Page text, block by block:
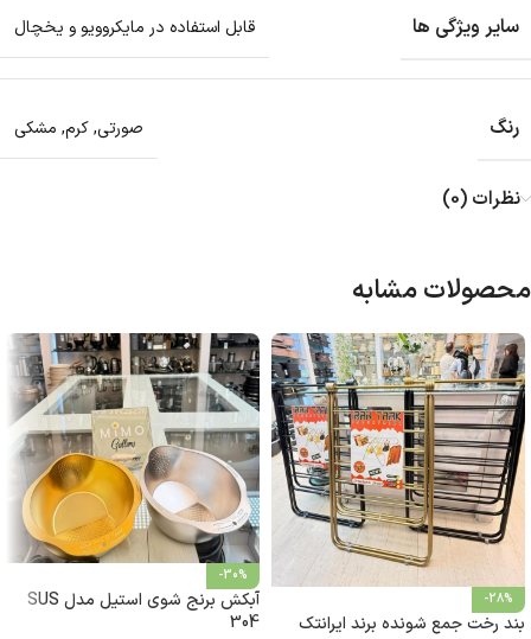
سایر ویژگی ها قابل استفاده در مایکروویو و یخچال
رنگ صورتی,کرم, مشکی
نظرات (0)
محصولات مشابه
-28%
بند رخت جمع شونده برند ایرانتک
-30%
آبکش برنج شوی استیل مدل SUS
304